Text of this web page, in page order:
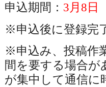
申込期間： 3 月8日
※申込後に登録完
※申込み、投稿作
間を要する場合
が集中して通信に